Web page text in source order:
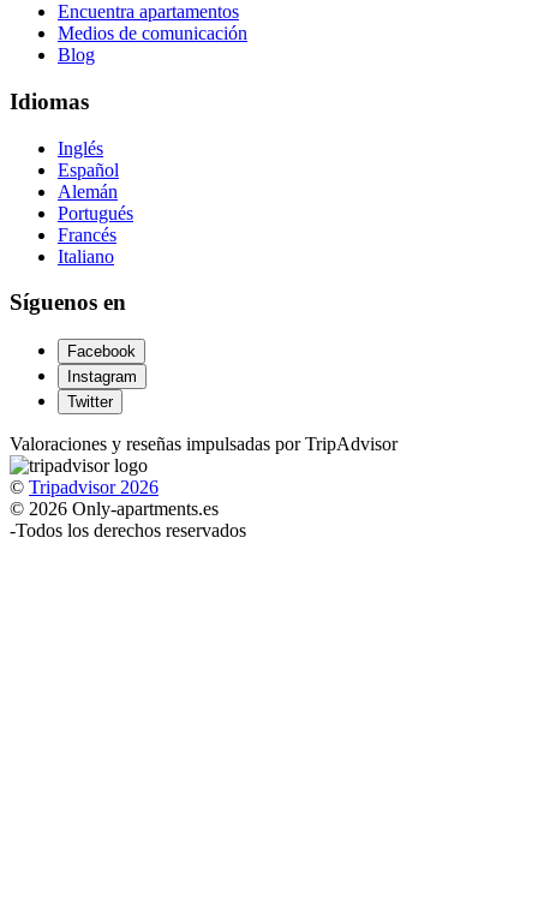
Encuentra apartamentos
Medios de comunicación
Blog
Idiomas
Inglés
Español
Alemán
Portugués
Francés
Italiano
Síguenos en
Facebook
Instagram
Twitter
Valoraciones y reseñas impulsadas por TripAdvisor
© Tripadvisor 2026
© 2026 Only-apartments.es
-Todos los derechos reservados